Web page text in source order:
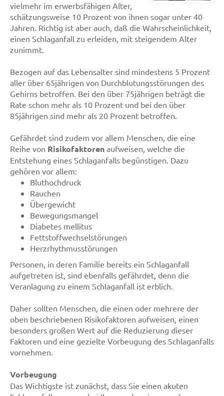
vielmehr im erwerbsfähigen Alter,
schätzungsweise 10 Prozent von ihnen sogar unter 40
Jahren. Richtig ist aber auch, daß die Wahrscheinlichkeit,
einen Schlaganfall zu erleiden, mit steigendem Alter
zunimmt.
Bezogen auf das Lebensalter sind mindestens 5 Prozent
aller über 65jährigen von Durchblutungsstörungen des
Gehirns betroffen. Bei den über 75jährigen beträgt die
Rate schon mehr als 10 Prozent und bei den über
85jährigen sind mehr als 20 Prozent betroffen.
Gefährdet sind zudem vor allem Menschen, die eine
Reihe von Risikofaktoren aufweisen, welche die
Entstehung eines Schlaganfalls begünstigen. Dazu
gehören vor allem:
Bluthochdruck
Rauchen
Übergewicht
Bewegungsmangel
Diabetes mellitus
Fettstoffwechselstörungen
Herzrhythmusstörungen
Personen, in deren Familie bereits ein Schlaganfall
aufgetreten ist, sind ebenfalls gefährdet, denn die
Veranlagung zu einem Schlaganfall ist erblich.
Daher sollten Menschen, die einen oder mehrere der
oben beschriebenen Risikofaktoren aufweisen, einen
besonders großen Wert auf die Reduzierung dieser
Faktoren und eine gezielte Vorbeugung des Schlaganfalls
vornehmen.
Vorbeugung
Das Wichtigste ist zunächst, dass Sie einen akuten